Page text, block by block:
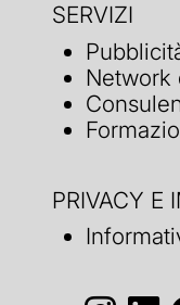
SERVIZI
Network
PRIVACY E